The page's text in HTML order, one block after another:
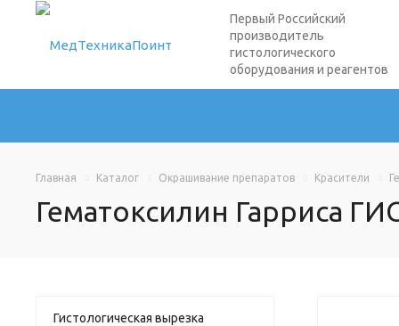
Первый Российский
производитель
гистологического
оборудования и реагентов
Главная Каталог Окрашивание препаратов Красители
Гематоксилин Гарриса
Гистологическая вырезка